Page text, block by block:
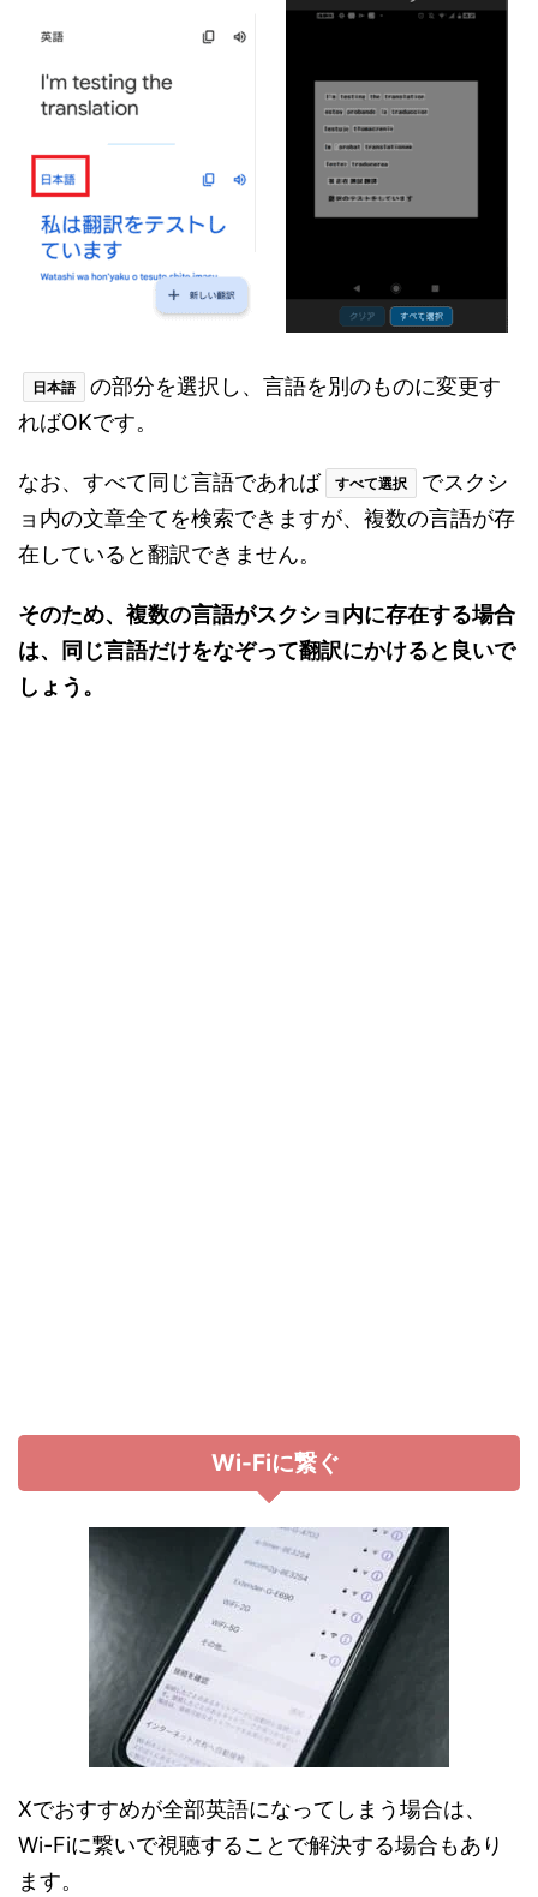
日本語
の部分を選択し、言語を別のものに変更す
ればOKです。
なお、すべて同じ言語であれば すべて選択
でスクシ
ョ内の文章全てを検索できますが、複数の言語が存
在していると翻訳できません。
そのため、複数の言語がスクショ内に存在する場合
は、同じ言語だけをなぞって翻訳にかけると良いで
しょう。
Wi-Fiに繋ぐ
Xでおすすめが全部英語になってしまう場合は、
Wi-Fiに繋いで視聴することで解決する場合もあり
ます。